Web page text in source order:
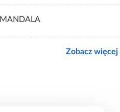
MANDALA
Zobacz więcej